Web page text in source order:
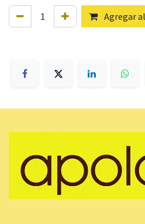
Agregar